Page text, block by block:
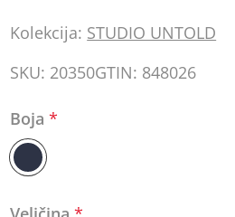
Kolekcija: STUDIO UNTOLD
SKU: 20350GTIN: 848026
Boja*